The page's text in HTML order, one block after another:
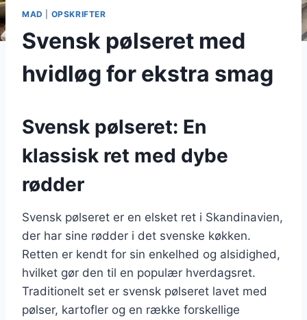
MAD OPSKRIFTER
Svensk pølseret med
hvidløg for ekstra smag
Svensk pølseret: En
klassisk ret med dybe
rødder
Svensk pølseret er en elsket ret i Skandinavien,
der har sine rødder i det svenske køkken.
Retten er kendt for sin enkelhed og alsidighed,
hvilket gør den til en populær hverdagsret.
Traditionelt set er svensk pølseret lavet med
pølser, kartofler og en række forskellige